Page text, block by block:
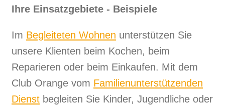
Ihre Einsatzgebiete - Beispiele
Im Begleiteten Wohnen unterstützen Sie
unsere Klienten beim Kochen, beim
Reparieren oder beim Einkaufen. Mit dem
Club Orange vom Familienunterstützenden
Dienst begleiten Sie Kinder, Jugendliche oder